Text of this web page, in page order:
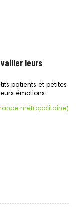
leurs
patients et petites
émotions.
métropolitaine)